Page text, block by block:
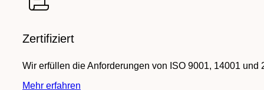
Zertifiziert
Wir erfüllen die Anforderungen von ISO 9001, 14001
Mehr erfahren